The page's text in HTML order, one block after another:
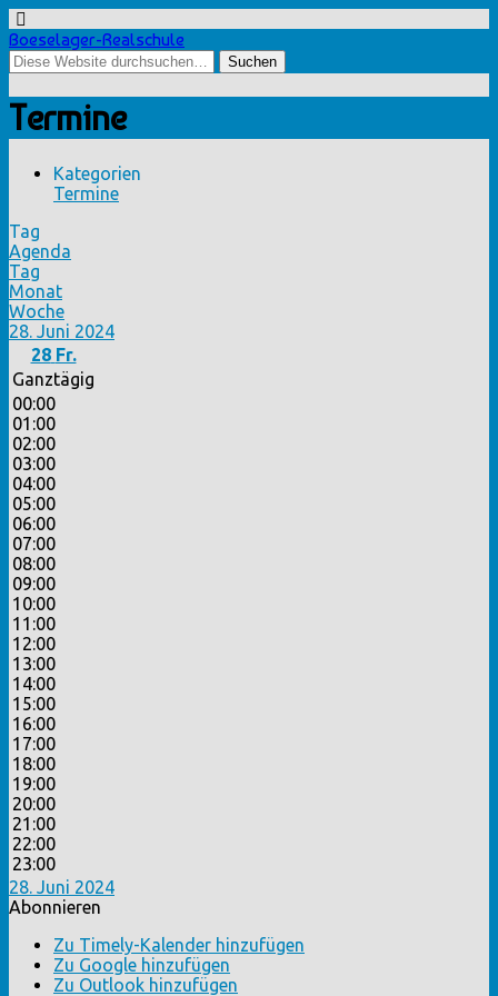
Boeselager-Realschule
Termine
Kategorien
Termine
Tag
Agenda
Tag
Monat
Woche
28. Juni 2024
28 Fr.
Ganztägig
00:00
01:00
02:00
03:00
04:00
05:00
06:00
07:00
08:00
09:00
10:00
11:00
12:00
13:00
14:00
15:00
16:00
17:00
18:00
19:00
20:00
21:00
22:00
23:00
28. Juni 2024
Abonnieren
Zu Timely-Kalender hinzufügen
Zu Google hinzufügen
Zu Outlook hinzufügen